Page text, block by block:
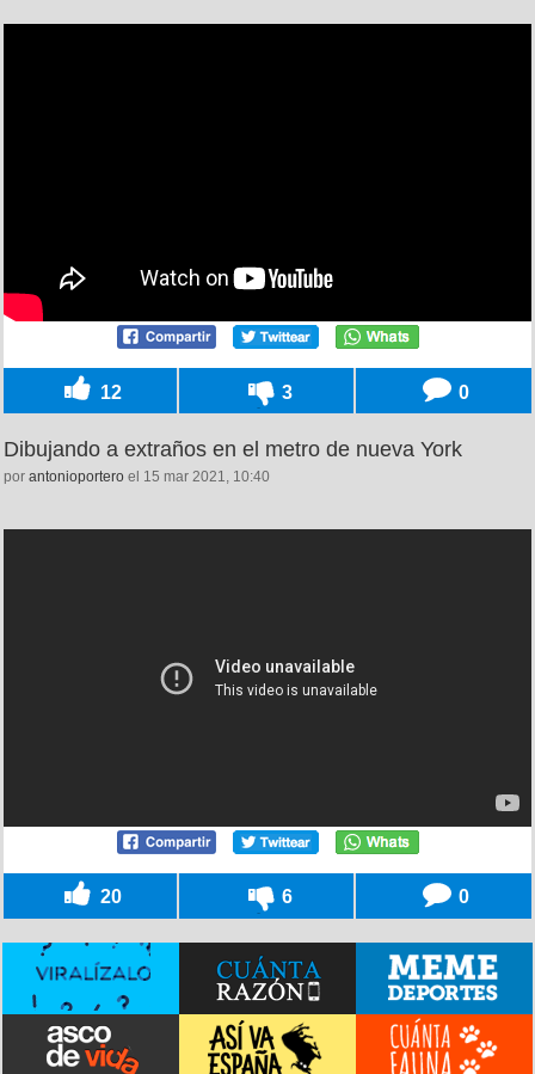
12 3 0
Dibujando a extraños en el metro de nueva York
por antonioportero el 15 mar 2021, 10:40
20 6 0